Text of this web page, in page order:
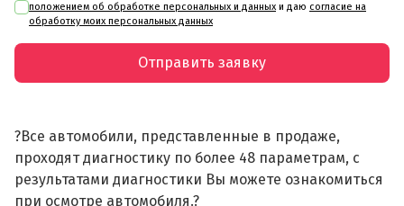
положением об обработке персональных и данных и даю согласие на
обработку моих персональных данных
Отправить заявку
?Все автомобили, представленные в продаже,
проходят диагностику по более 48 параметрам, с
результатами диагностики Вы можете ознакомиться
при осмотре автомобиля.?